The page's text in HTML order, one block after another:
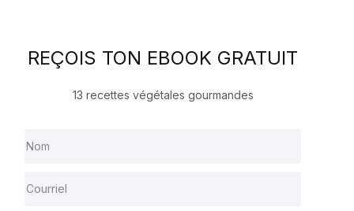
REÇOIS TON EBOOK GRATUIT
13 recettes végétales gourmandes